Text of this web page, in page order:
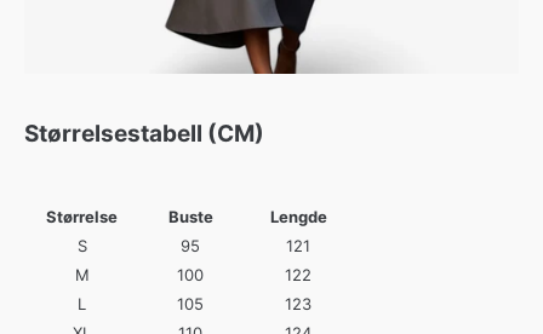
Størrelsestabell (CM)
Størrelse Buste
Lengde
S
95
121
M
100
122
L
105
123